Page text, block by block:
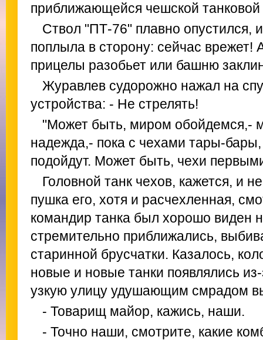
приближающейся чешской танковой
Ствол "ПТ-76" плавно опустился,
поплыла в сторону: сейчас врежет!
прицелы разобьет или башню
Журавлев судорожно нажал на
устройства: - Не стрелять!
"Может быть, миром обойдемся,-
надежда,- пока с чехами тары-
подойдут. Может быть, чехи
Головной танк чехов, кажется, и
пушка его, хотя и расчехленная,
командир танка был хорошо виден
стремительно приближались,
старинной брусчатки. Казалось,
новые и новые танки появлялись
узкую улицу удушающим смрадом
- Товарищ майор, кажись, наши.
- Точно наши, смотрите, какие